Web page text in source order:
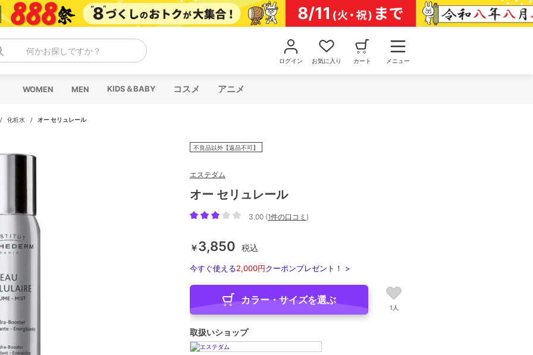
何かお探しですか？
ログイン お気に入り カート メニュー
WOMEN MEN KIDS＆BABY コスメ アニメ
化粧水 / オー セリュレール
不良品以外【返品不可】
エステダム
オー セリュレール
3.00 (1件の口コミ )
￥3,850 税込
今すぐ使える2,000円クーポンプレゼント！ >
カラー・サイズを選ぶ
1人
取扱いショップ